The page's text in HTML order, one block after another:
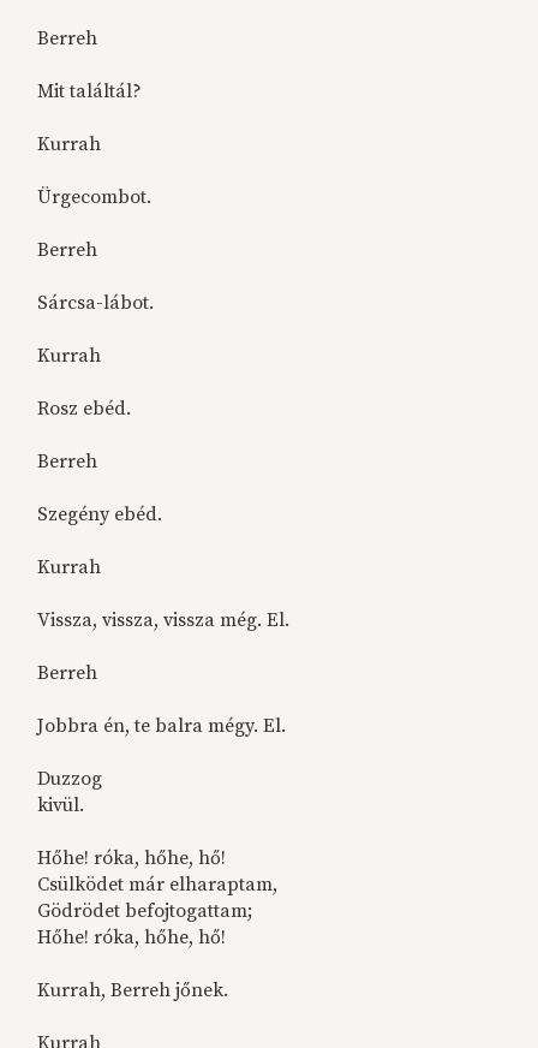
Berreh
Mit találtál?
Kurrah
Ürgecombot.
Berreh
Sárcsa-lábot.
Kurrah
Rosz ebéd.
Berreh
Szegény ebéd.
Kurrah
Vissza, vissza, vissza még. El.
Berreh
Jobbra én, te balra mégy. El.
Duzzog
kivül.
Hőhe! róka, hőhe, hő!
Csülködet már elharaptam,
Gödrödet befojtogattam;
Hőhe! róka, hőhe, hő!
Kurrah, Berreh jőnek.